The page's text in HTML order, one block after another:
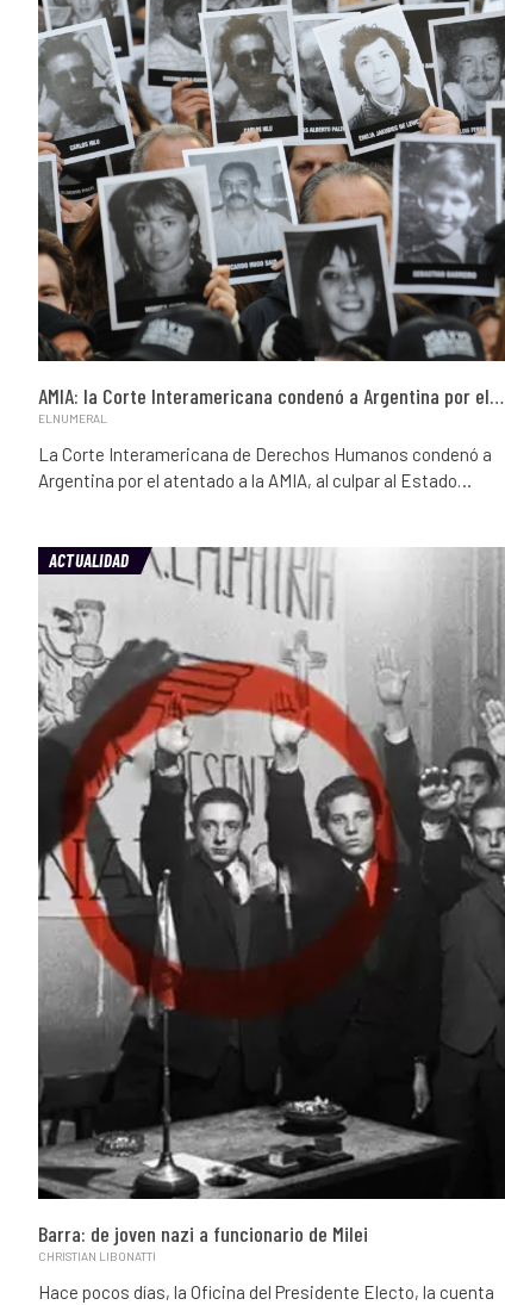
AMIA: la Corte Interamericana condenó a Argentina por el…
ELNUMERAL
La Corte Interamericana de Derechos Humanos condenó a
Argentina por el atentado a la AMIA, al culpar al Estado…
ACTUALIDAD
Barra: de joven nazi a funcionario de Milei
CHRISTIAN LIBONATTI
Hace pocos días, la Oficina del Presidente Electo, la cuenta